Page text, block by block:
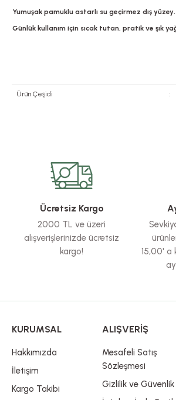
Yumuşak pamuklu astarlı su geçirmez dış yüzey.
Günlük kullanım için sıcak tutan, pratik ve şık
Ürün Çeşidi :
Ürün resmi kalitesiz, bozuk veya
Ürün açıklamasında eksik bilgiler bulunuyor.
Ürün bilgilerinde hatalar bulunuyor.
Ürün fiyatı diğer sitelerden daha pahalı.
Bu ürüne benzer farklı alternatifler olmalı.
Ücretsiz Kargo
2000 TL ve üzeri
alışverişlerinizde ücretsiz
kargo!
15,00' a
KURUMSAL
Hakkımızda
İletişim
Kargo Takibi
ALIŞVERİŞ
Mesafeli Satış
Sözleşmesi
Gizlilik ve Güvenlik